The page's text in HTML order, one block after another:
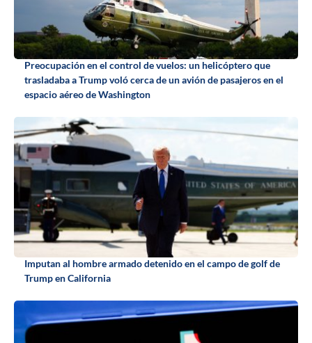
Preocupación en el control de vuelos: un helicóptero que
trasladaba a Trump voló cerca de un avión de pasajeros en el
espacio aéreo de Washington
Imputan al hombre armado detenido en el campo de golf de
Trump en California